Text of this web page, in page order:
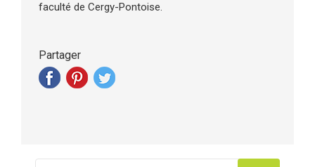
faculté de Cergy-Pontoise.
Partager